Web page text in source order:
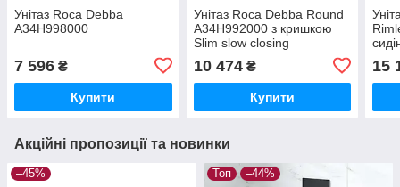
Унітаз Roca Debba
A34H998000
7 596 ₴
Купити
Унітаз Roca Debba Round
A34H992000 з кришкою
Slim slow closing
10 474₴
Купити
15
Акційні пропозиції та новинки
–45% Топ –44%